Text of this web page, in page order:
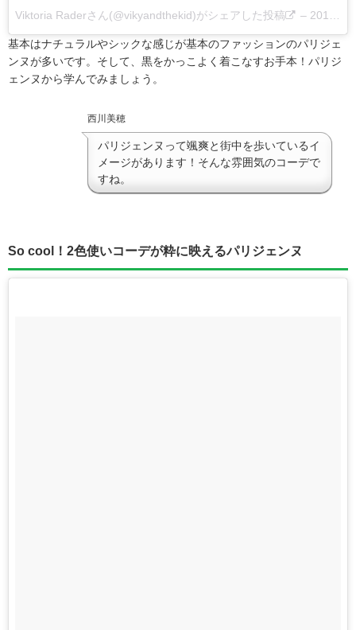
Viktoria Raderさん(@vikyandthekid)がシェアした投稿 – 2017 10月 4 12:05午後 PDT
基本はナチュラルやシックな感じが基本のファッションのパリジェ
ンヌが多いです。そして、黒をかっこよく着こなすお手本！パリジ
ェンヌから学んでみましょう。
西川美穂
パリジェンヌって颯爽と街中を歩いているイ
メージがあります！そんな雰囲気のコーデで
すね。
So cool！2色使いコーデが粋に映えるパリジェンヌ